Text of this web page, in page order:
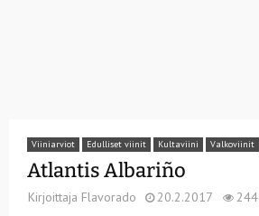
Viiniarviot Edulliset viinit Kultaviini Valkoviinit
Atlantis Albariño
Kirjoittaja Flavorado 20.2.2017 244